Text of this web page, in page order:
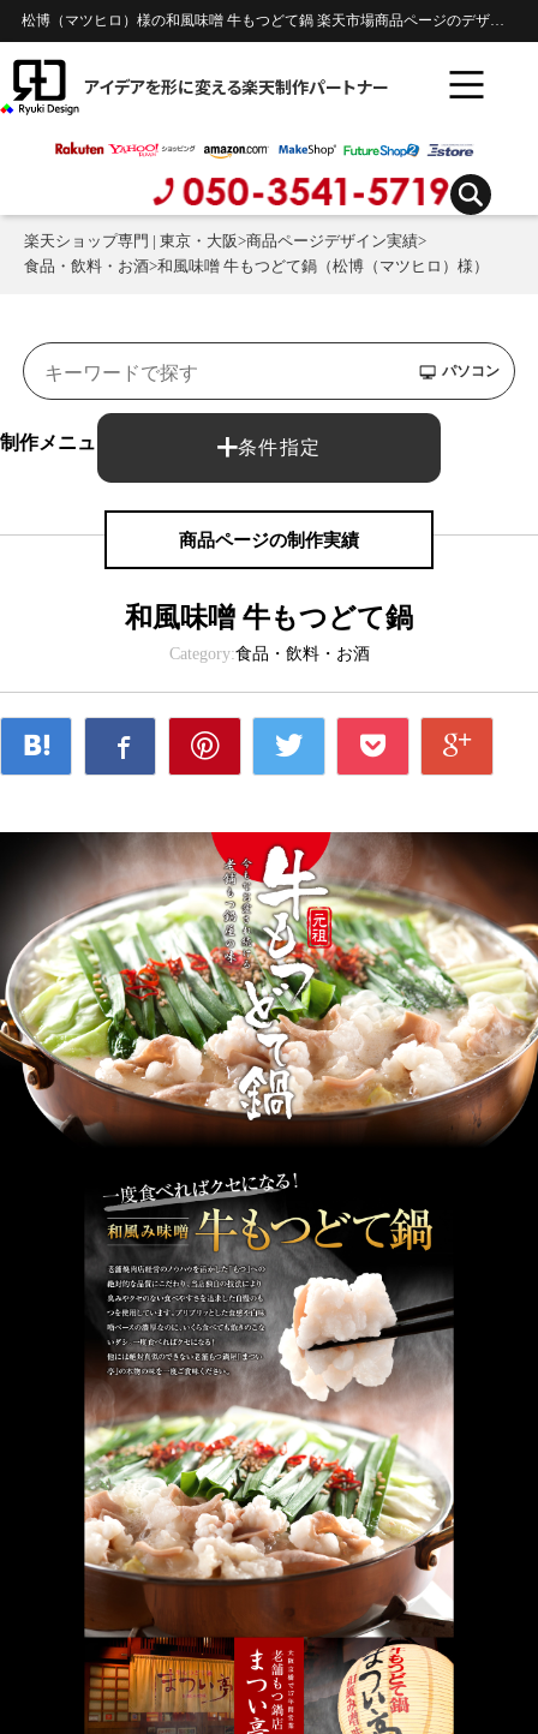
松博（マツヒロ）様の和風味噌 牛もつどて鍋 楽天市場商品ページのデザイン制作実績 | 食品・飲料・お酒
アイデアを形に変える楽天制作パートナー
楽天ショップ専門 | 東京・大阪>商品ページデザイン実績>
食品・飲料・お酒>和風味噌 牛もつどて鍋（松博（マツヒロ）様）
条件指定
パソコン
制作メニュー： 商品ページ
商品ページの制作実績
和風味噌 牛もつどて鍋
Category:食品・飲料・お酒